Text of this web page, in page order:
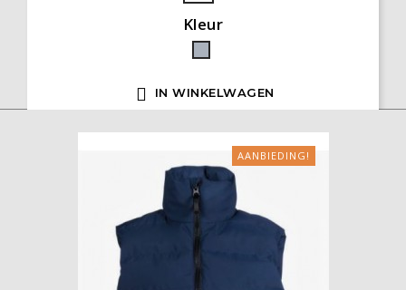
Kleur
Grijs
 IN WINKELWAGEN
AANBIEDING!